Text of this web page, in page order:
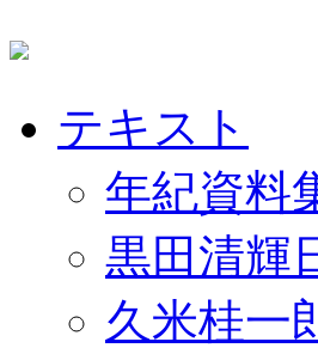
テキスト
年紀資料
黒田清輝
久米桂一